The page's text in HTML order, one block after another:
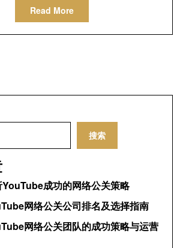
Read More
搜索
成功的网络公关策略
网络公关公司排名及选择指南
网络公关团队的成功策略与运营